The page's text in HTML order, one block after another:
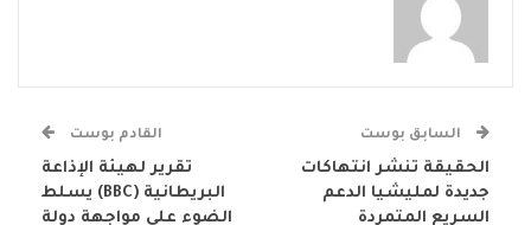
السابق بوست
الحقيقة تنشر انتهاكات
جديدة لمليشيا الدعم
السريع المتمردة
القادم بوست
تقرير لهيئة الإذاعة
البريطانية (BBC) يسلط
الضوء على مواجهة دولة